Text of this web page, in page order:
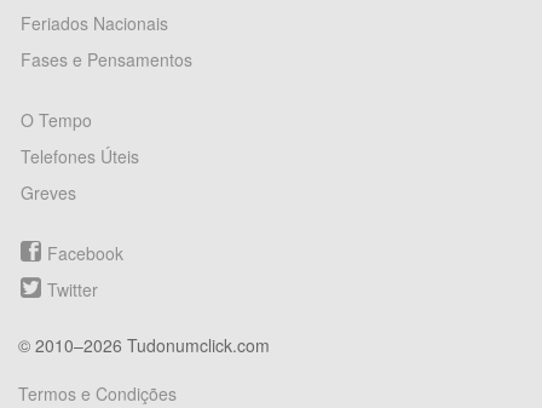
Feriados Nacionais
Fases e Pensamentos
O Tempo
Telefones Úteis
Greves
Facebook
Twitter
© 2010–2026 Tudonumclick.com
Termos e Condições